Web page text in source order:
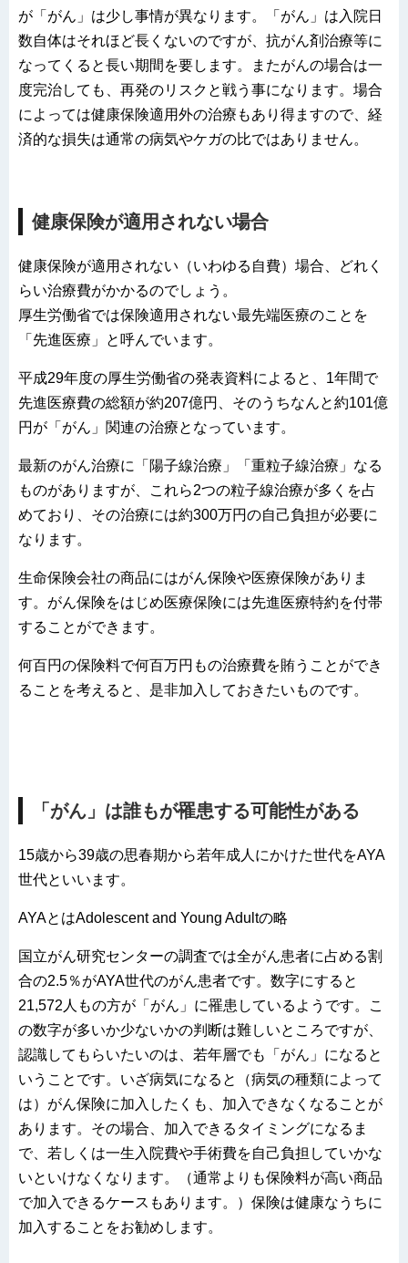
が「がん」は少し事情が異なります。「がん」は入院日
数自体はそれほど長くないのですが、抗がん剤治療等に
なってくると長い期間を要します。またがんの場合は一
度完治しても、再発のリスクと戦う事になります。場合
によっては健康保険適用外の治療もあり得ますので、経
済的な損失は通常の病気やケガの比ではありません。
健康保険が適用されない場合
健康保険が適用されない（いわゆる自費）場合、どれく
らい治療費がかかるのでしょう。
厚生労働省では保険適用されない最先端医療のことを
「先進医療」と呼んでいます。
平成29年度の厚生労働省の発表資料によると、1年間で
先進医療費の総額が約207億円、そのうちなんと約101億
円が「がん」関連の治療となっています。
最新のがん治療に「陽子線治療」「重粒子線治療」なる
ものがありますが、これら2つの粒子線治療が多くを占
めており、その治療には約300万円の自己負担が必要に
なります。
生命保険会社の商品にはがん保険や医療保険がありま
す。がん保険をはじめ医療保険には先進医療特約を付帯
することができます。
何百円の保険料で何百万円もの治療費を賄うことができ
ることを考えると、是非加入しておきたいものです。
「がん」は誰もが罹患する可能性がある
15歳から39歳の思春期から若年成人にかけた世代をAYA
世代といいます。
AYAとはAdolescent and Young Adultの略
国立がん研究センターの調査では全がん患者に占める割
合の2.5％がAYA世代のがん患者です。数字にすると
21,572人もの方が「がん」に罹患しているようです。こ
の数字が多いか少ないかの判断は難しいところですが、
認識してもらいたいのは、若年層でも「がん」になると
いうことです。いざ病気になると（病気の種類によって
は）がん保険に加入したくも、加入できなくなることが
あります。その場合、加入できるタイミングになるま
で、若しくは一生入院費や手術費を自己負担していかな
いといけなくなります。（通常よりも保険料が高い商品
で加入できるケースもあります。）保険は健康なうちに
加入することをお勧めします。